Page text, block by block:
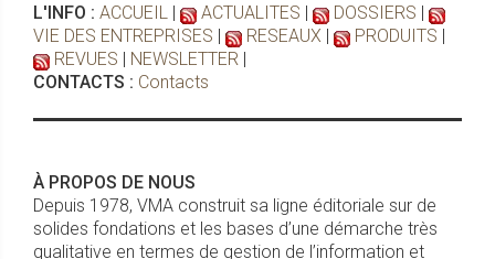
L'INFO : ACCUEIL | ACTUALITES | DOSSIERS |
VIE DES ENTREPRISES | RESEAUX | PRODUITS |
REVUES | NEWSLETTER |
CONTACTS : Contacts
À PROPOS DE NOUS
Depuis 1978, VMA construit sa ligne éditoriale sur de
solides fondations et les bases d’une démarche très
qualitative en termes de gestion de l’information et